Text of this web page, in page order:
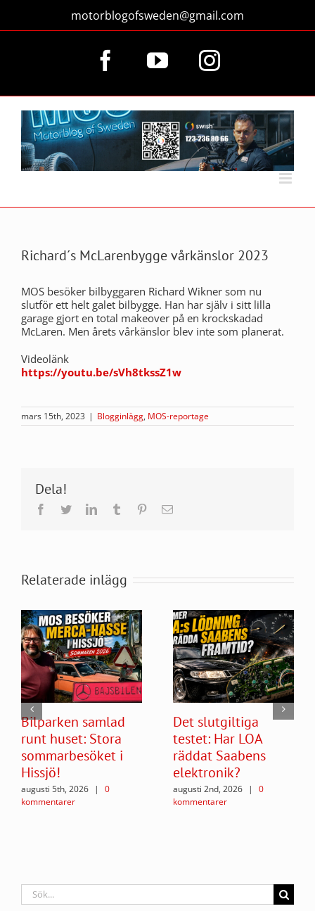
innehållet
motorblogofsweden@gmail.com
FacebookYouTubeInstagram
Richard´s McLarenbygge vårkänslor 2023
MOS besöker bilbyggaren Richard Wikner som nu
slutför ett helt galet bilbygge. Han har själv i sitt lilla
garage gjort en total makeover på en krockskadad
McLaren. Men årets vårkänslor blev inte som planerat.
Videolänk
https://youtu.be/sVh8tkssZ1w
mars 15th, 2023 | Blogginlägg, MOS-reportage
Dela!
Facebook
TwitterLinkedInTumblr Pinterest
E-
Relaterade inlägg
Bilparken samlad
runt huset: Stora
sommarbesöket i
Hissjö!
augusti 5th, 2026 |
0
kommentarer
Det slutgiltiga
testet: Har LOA
räddat Saabens
elektronik?
augusti 2nd, 2026 |
0
kommentarer
Sök
efter: